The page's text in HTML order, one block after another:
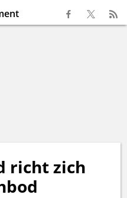
richt zich